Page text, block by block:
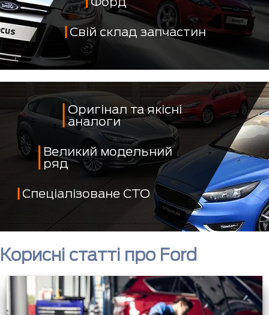
Свій склад запчастин
Оригінал та якісні
аналоги
Великий модельний
ряд
Спеціалізоване СТО
Корисні статті про Ford